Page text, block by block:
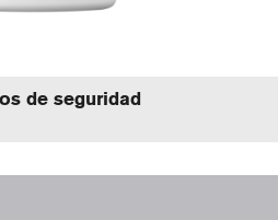
de seguridad